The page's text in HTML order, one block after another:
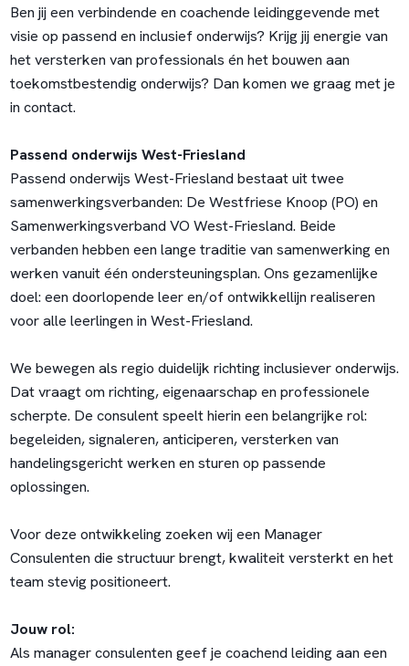
Ben jij een verbindende en coachende leidinggevende met
visie op passend en inclusief onderwijs? Krijg jij energie van
het versterken van professionals én het bouwen aan
toekomstbestendig onderwijs? Dan komen we graag met je
in contact.
Passend onderwijs West-Friesland
Passend onderwijs West-Friesland bestaat uit twee
samenwerkingsverbanden: De Westfriese Knoop (PO) en
Samenwerkingsverband VO West-Friesland. Beide
verbanden hebben een lange traditie van samenwerking en
werken vanuit één ondersteuningsplan. Ons gezamenlijke
doel: een doorlopende leer en/of ontwikkellijn realiseren
voor alle leerlingen in West-Friesland.
We bewegen als regio duidelijk richting inclusiever onderwijs.
Dat vraagt om richting, eigenaarschap en professionele
scherpte. De consulent speelt hierin een belangrijke rol:
begeleiden, signaleren, anticiperen, versterken van
handelingsgericht werken en sturen op passende
oplossingen.
Voor deze ontwikkeling zoeken wij een Manager
Consulenten die structuur brengt, kwaliteit versterkt en het
team stevig positioneert.
Jouw rol:
Als manager consulenten geef je coachend leiding aan een